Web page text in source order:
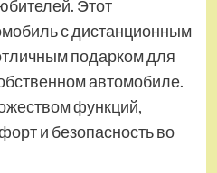
Этот
с дистанционным
подарком для
автомобиле.
функций,
и безопасность во